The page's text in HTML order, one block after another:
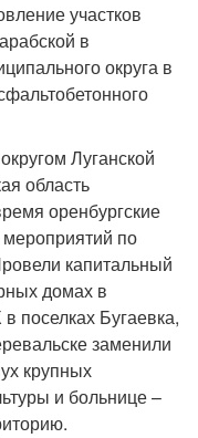
участков
в
округа в
Луганской
область
оренбургские
мероприятий по
капитальный
домах в
поселках Бугаевка,
заменили
крупных
и больнице –